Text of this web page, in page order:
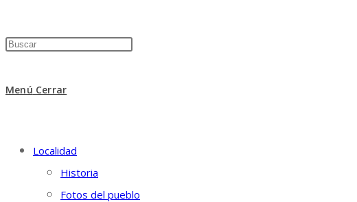
Menú Cerrar
Localidad
Historia
Fotos del pueblo